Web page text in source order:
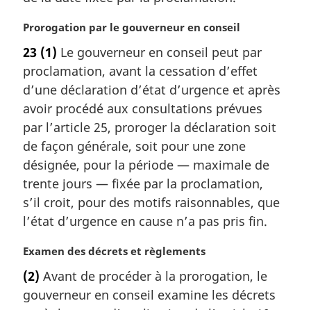
:g
n
a
e
:
N
t
e
m
a
g
i
n
a
e
:
Prorogation par le gouverneur en conseil
23 (1) Le gouverneur en conseil peut par
proclamation, avant la cessation d’effet
d’une déclaration d’état d’urgence et après
avoir procédé aux consultations prévues
par l’article 25, proroger la déclaration soit
de façon générale, soit pour une zone
désignée, pour la période — maximale de
trente jours — fixée par la proclamation,
s’il croit, pour des motifs raisonnables, que
l’état d’urgence en cause n’a pas pris fin.
N
t
e
Examen des décrets et règlements
(2) Avant de procéder à la prorogation, le
gouverneur en conseil examine les décrets